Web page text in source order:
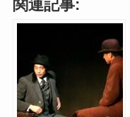
関連記事: